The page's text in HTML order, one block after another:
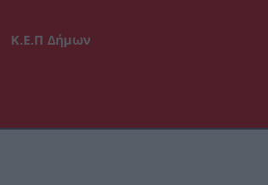
Κ.Ε.Π Δήμων